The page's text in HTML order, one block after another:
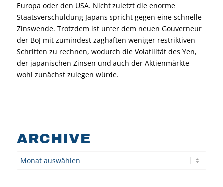
Europa oder den USA. Nicht zuletzt die enorme
Staatsverschuldung Japans spricht gegen eine schnelle
Zinswende. Trotzdem ist unter dem neuen Gouverneur
der BoJ mit zumindest zaghaften weniger restriktiven
Schritten zu rechnen, wodurch die Volatilität des Yen,
der japanischen Zinsen und auch der Aktienmärkte
wohl zunächst zulegen würde.
ARCHIVE